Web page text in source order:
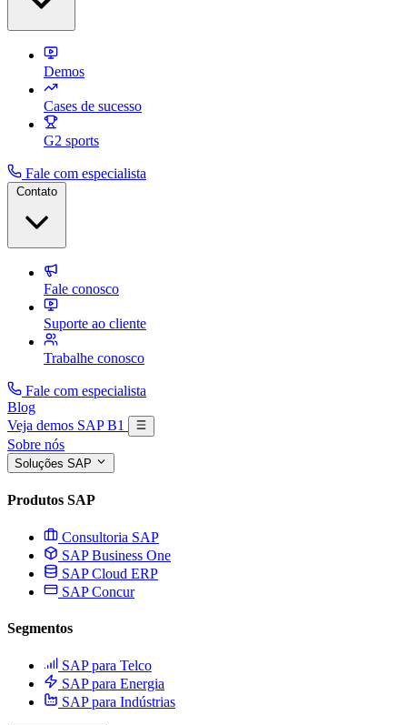
Demos
Cases de sucesso
G2 sports
Fale com especialista
Fale conosco
Suporte ao cliente
Trabalhe conosco
Fale com especialista
Blog
Veja demos SAP B1
Sobre nós
Soluções SAP
Produtos SAP
Consultoria SAP
SAP Business One
SAP Cloud ERP
SAP Concur
Segmentos
SAP para Telco
SAP para Energia
SAP para Indústrias